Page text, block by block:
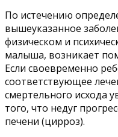
По истечению
вышеуказанное
физическом и
малыша, возникает
Если своевременно
соответствующее
смертельного исхода
того, что недуг
печени (цирроз).